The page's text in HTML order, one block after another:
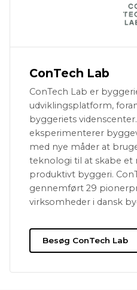
ConTech Lab
ConTech Lab er
udviklingsplatform,
byggeriets
eksperimenterer
med nye måder at
teknologi til at skabe
produktivt byggeri.
gennemført 29
virksomheder i dansk
Besøg ConTech Lab